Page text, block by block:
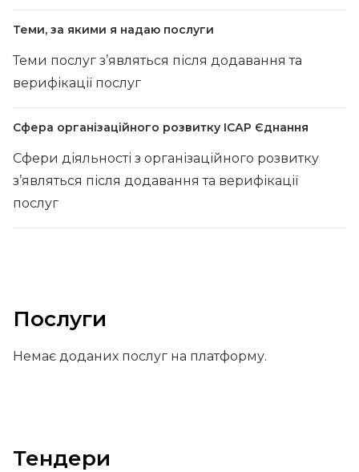
Теми, за якими я надаю послуги
Теми послуг з’являться після додавання та
верифікації послуг
Сфера організаційного розвитку ІСАР Єднання
Сфери діяльності з організаційного розвитку
з’являться після додавання та верифікації
послуг
Послуги
Немає доданих послуг на платформу.
Тендери